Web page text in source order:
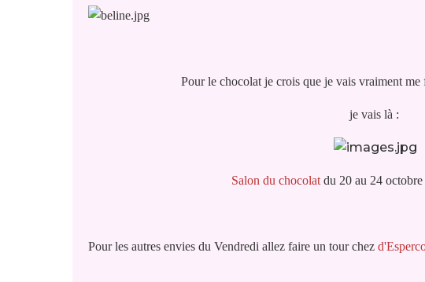
Pour le chocolat je crois que je vais vraiment
je vais là :
Salon du chocolat du 20 au 24
Pour les autres envies du Vendredi allez faire un tour chez